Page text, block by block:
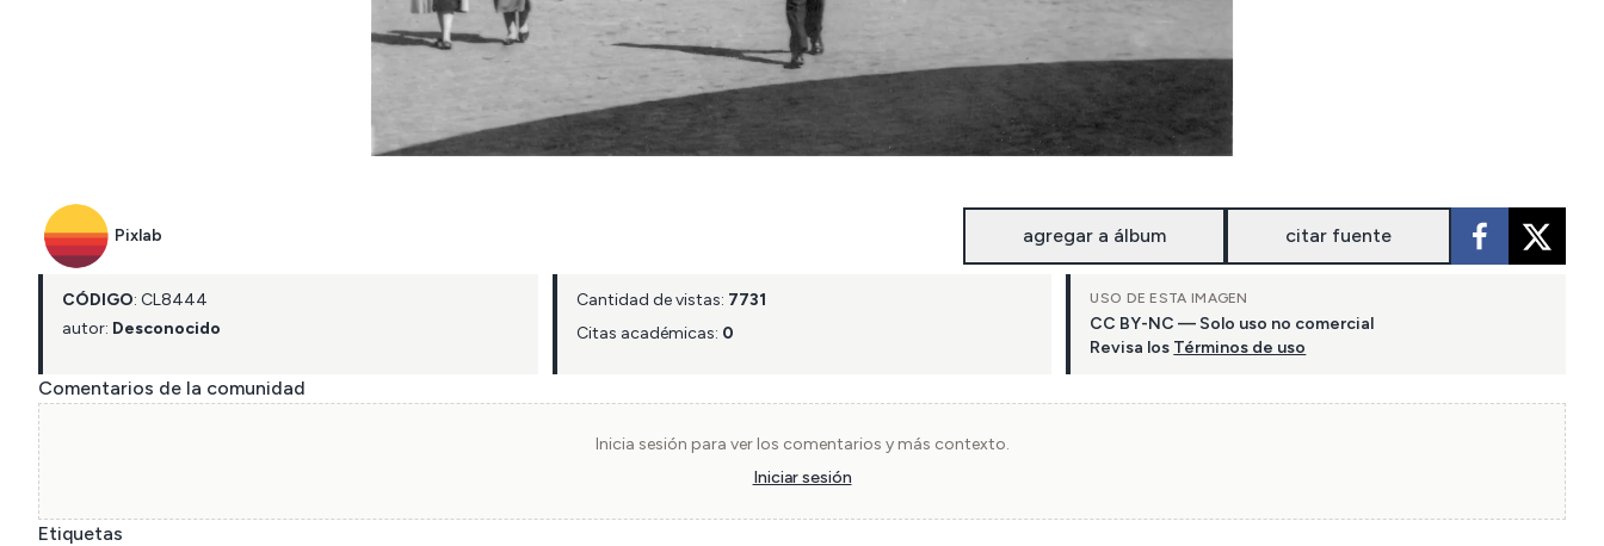
Pixlab agregar a álbum citar fuente
CÓDIGO: CL8444
autor: Desconocido
Cantidad de vistas: 7731
Citas académicas: 0
USO DE ESTA IMAGEN
CC BY-NC — Solo uso no comercial
Revisa los Términos de uso
Comentarios de la comunidad
Inicia sesión para ver los comentarios y más contexto.
Iniciar sesión
Etiquetas